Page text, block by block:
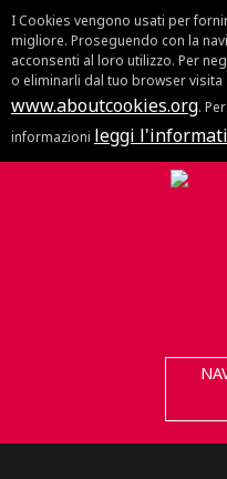
I Cookies vengono usati per
migliore. Proseguendo con la
acconsenti al loro utilizzo. Per
o eliminarli dal tuo browser visita
www.aboutcookies.org.
informazioni leggi